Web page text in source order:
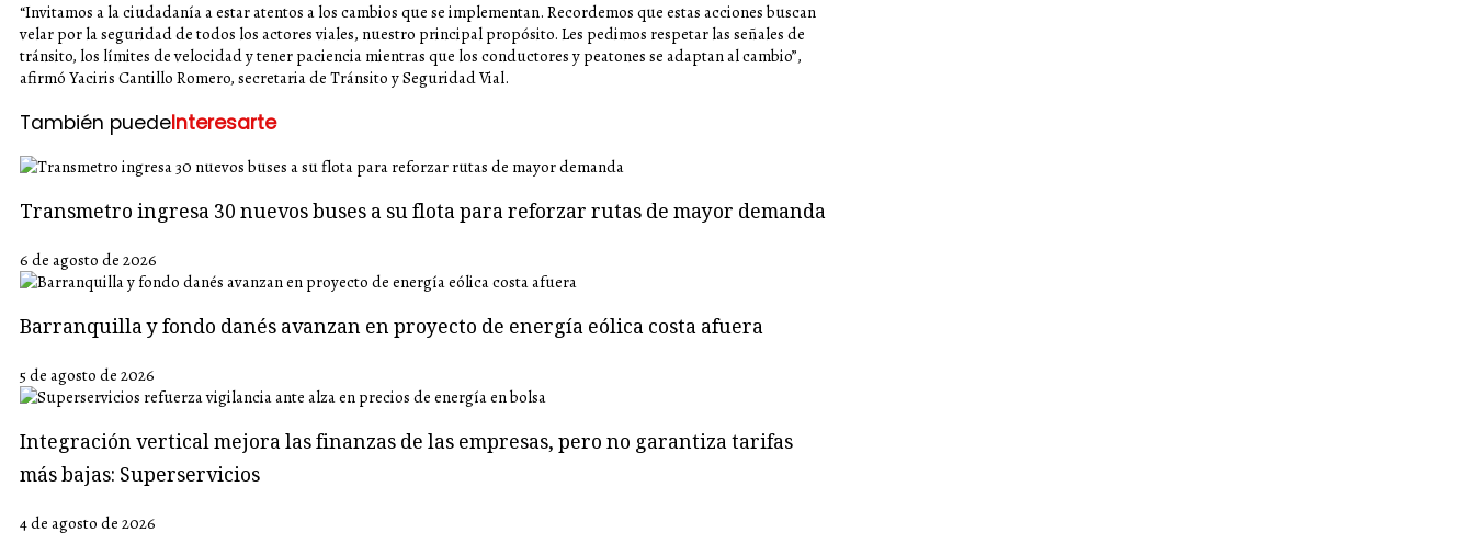
“Invitamos a la ciudadanía a estar atentos a los cambios que se implementan. Recordemos que estas acciones buscan
velar por la seguridad de todos los actores viales, nuestro principal propósito. Les pedimos respetar las señales de
tránsito, los límites de velocidad y tener paciencia mientras que los conductores y peatones se adaptan al cambio”,
afirmó Yaciris Cantillo Romero, secretaria de Tránsito y Seguridad Vial.
También puedeInteresarte
Transmetro ingresa 30 nuevos buses a su flota para reforzar rutas de mayor demanda
6 de agosto de 2026
Barranquilla y fondo danés avanzan en proyecto de energía eólica costa afuera
5 de agosto de 2026
Integración vertical mejora las finanzas de las empresas, pero no garantiza tarifas
más bajas: Superservicios
4 de agosto de 2026